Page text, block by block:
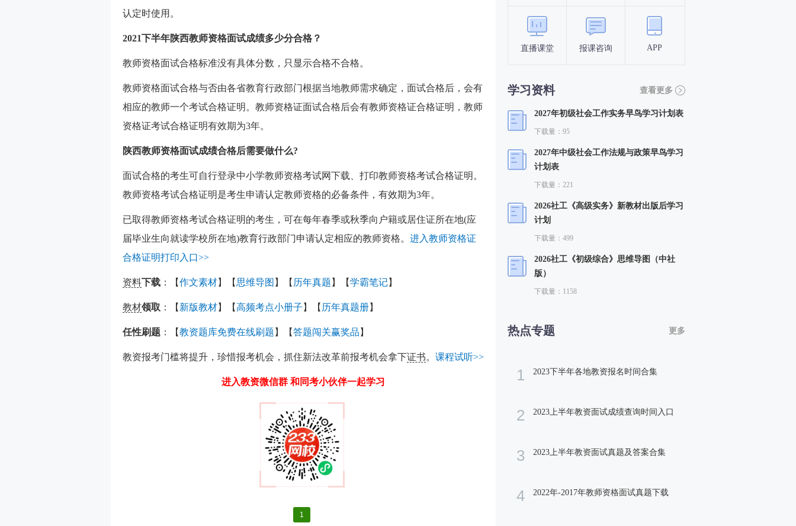
认定时使用。
2021下半年陕西教师资格面试成绩多少分合格？
教师资格面试合格标准没有具体分数，只显示合格不合格。
教师资格面试合格与否由各省教育行政部门根据当地教师需求确定，面试合格后，会有
相应的教师一个考试合格证明。教师资格证面试合格后会有教师资格证合格证明，教师
资格证考试合格证明有效期为3年。
陕西教师资格面试成绩合格后需要做什么?
面试合格的考生可自行登录中小学教师资格考试网下载、打印教师资格考试合格证明。
教师资格考试合格证明是考生申请认定教师资格的必备条件，有效期为3年。
已取得教师资格考试合格证明的考生，可在每年春季或秋季向户籍或居住证所在地(应
届毕业生向就读学校所在地)教育行政部门申请认定相应的教师资格。 进入教师资格证
合格证明打印入口>>
资料下载 ：【作文素材】【 思维导图 】【 历年真题 】【学霸笔记】
教材领取 ：【 新版教材】【高频考点小册子 】【 历年真题册】
任性刷题 ：【教资题库免费在线刷题 】【答题闯关赢奖品 】
教资报考门槛将提升，珍惜报考机会，抓住新法改革前报考机会拿下证书。 课程试听>>
进入教资微信群 和同考小伙伴一起学习
1
直播课堂 报课咨询 APP
学习资料 查看更多
2027年初级社会工作实务早鸟学习计划表
下载量：95
2027年中级社会工作法规与政策早鸟学习
计划表
下载量：221
2026社工《高级实务》新教材出版后学习
计划
下载量：499
2026社工《初级综合》思维导图（中社
版）
下载量：1158
热点专题 更多
1 2023下半年各地教资报名时间合集
2 2023上半年教资面试成绩查询时间入口
3 2023上半年教资面试真题及答案合集
4 2022年-2017年教师资格面试真题下载